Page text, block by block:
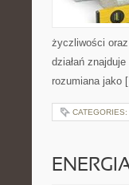
życzliwości
działań
rozumiana jako
CATEGORIES: